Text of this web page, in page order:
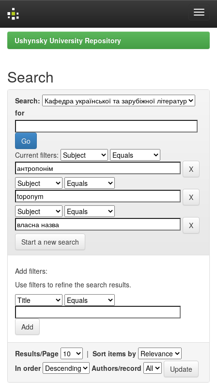
Skip
navigation
Ushynsky University Repository
Search
Search:
for
Current filters:
Start a new search
Add filters:
Use filters to refine the search results.
Results/Page | Sort items by
In order
Authors/record